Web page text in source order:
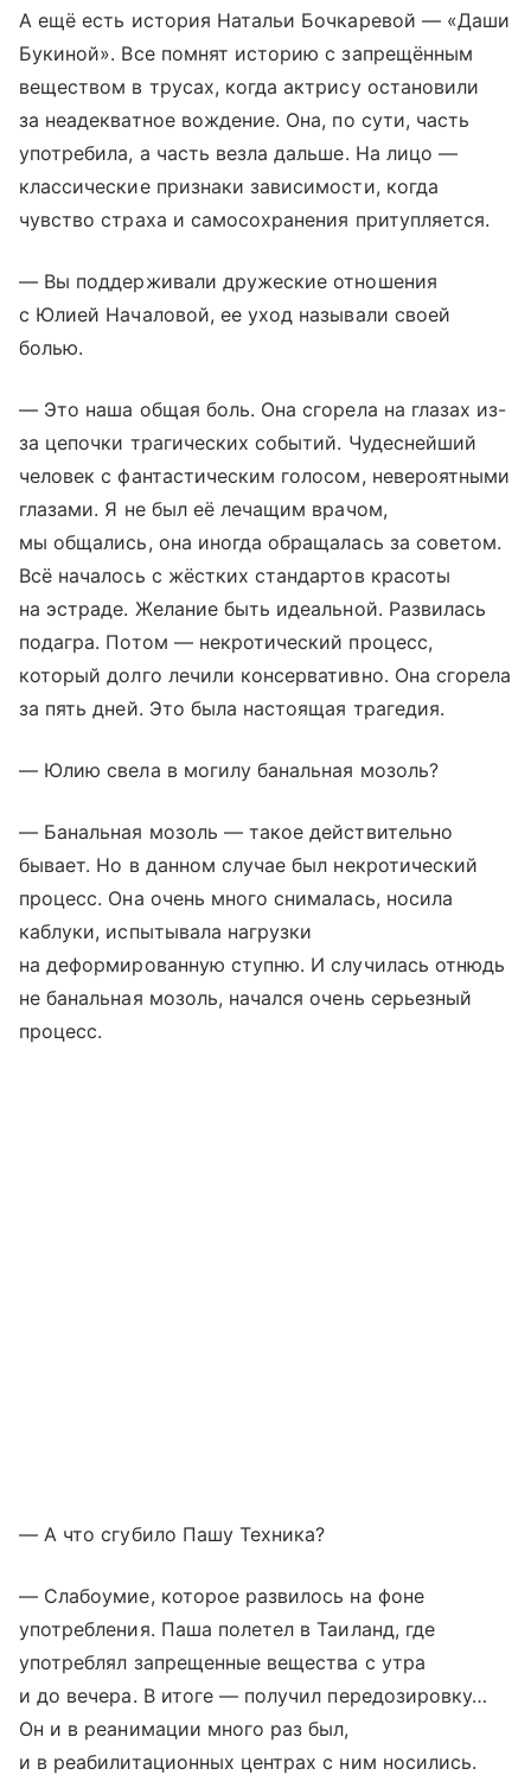
А ещё есть история Натальи Бочкаревой — «Даши
Букиной». Все помнят историю с запрещённым
веществом в трусах, когда актрису остановили
за неадекватное вождение. Она, по сути, часть
употребила, а часть везла дальше. На лицо —
классические признаки зависимости, когда
чувство страха и самосохранения притупляется.
​— Вы поддерживали дружеские отношения
с Юлией Началовой, ее уход называли своей
болью.
— Это наша общая боль. Она сгорела на глазах из-
за цепочки трагических событий. Чудеснейший
человек с фантастическим голосом, невероятными
глазами. Я не был её лечащим врачом,
мы общались, она иногда обращалась за советом.
Всё началось с жёстких стандартов красоты
на эстраде. Желание быть идеальной. Развилась
подагра. Потом — некротический процесс,
который долго лечили консервативно. Она сгорела
за пять дней. Это была настоящая трагедия.
​— Юлию свела в могилу банальная мозоль?
— Банальная мозоль — такое действительно
бывает. Но в данном случае был некротический
процесс. Она очень много снималась, носила
каблуки, испытывала нагрузки
на деформированную ступню. И случилась отнюдь
не банальная мозоль, начался очень серьезный
процесс.
— А что сгубило Пашу Техника?
— Слабоумие, которое развилось на фоне
употребления. Паша полетел в Таиланд, где
употреблял запрещенные вещества с утра
и до вечера. В итоге — получил передозировку…
Он и в реанимации много раз был,
и в реабилитационных центрах с ним носились.